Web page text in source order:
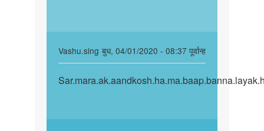
Vashu.sing बुध, 04/01/2020 - 08:37 पूर्वान्ह
In
reply
to
sperm
Sar.mara.ak.aandkosh.ha.ma…